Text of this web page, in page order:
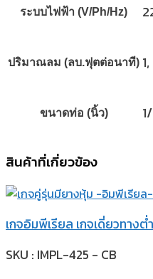
ระบบไฟฟ้า (V/Ph/Hz)
ปริมาณลม (ลบ.ฟุตต่อนาที)
ขนาดท่อ (นิ้ว)
สินค้าที่เกี่ยวข้อง
เกจอิมพีเรียล เกจเดี่ยวทางต่
SKU : IMPL-425 - CB